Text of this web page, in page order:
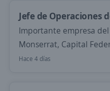
Jefe de Operaciones
Importante empresa
Monserrat, Capital
Hace 4 días